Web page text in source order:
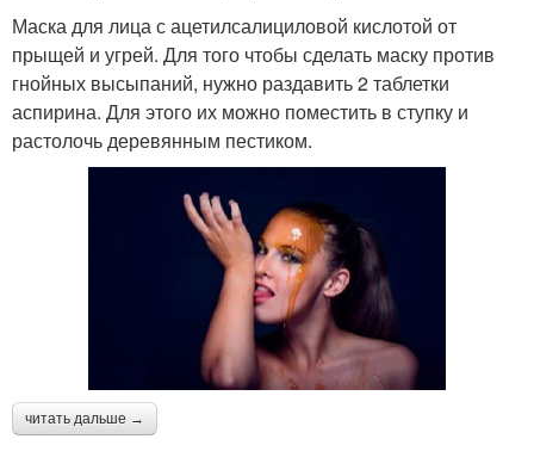
Маска для лица с ацетилсалициловой кислотой от
прыщей и угрей. Для того чтобы сделать маску против
гнойных высыпаний, нужно раздавить 2 таблетки
аспирина. Для этого их можно поместить в ступку и
растолочь деревянным пестиком.
читать дальше →